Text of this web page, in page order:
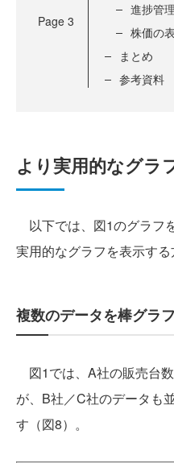
Page 3
進捗管
株価の
まとめ
参考資料
より実用的なグラ
以下では、図1のグラフ
実用的なグラフを表示する
複数のデータを棒グラ
図1では、A社の販売台
が、B社／C社のデータも
す（図8）。